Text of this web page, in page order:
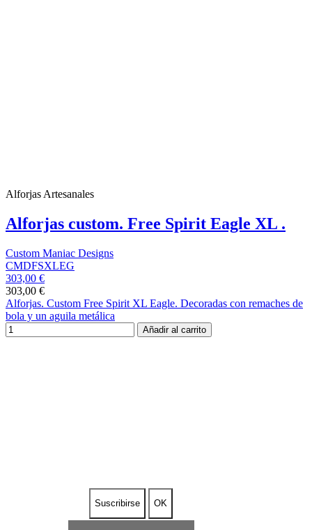
Alforjas Artesanales
Alforjas custom. Free Spirit Eagle XL .
Custom Maniac Designs
CMDFSXLEG
303,00 €
303,00 €
Alforjas. Custom Free Spirit XL Eagle. Decoradas con remaches de
bola y un aguila metálica
Añadir al carrito